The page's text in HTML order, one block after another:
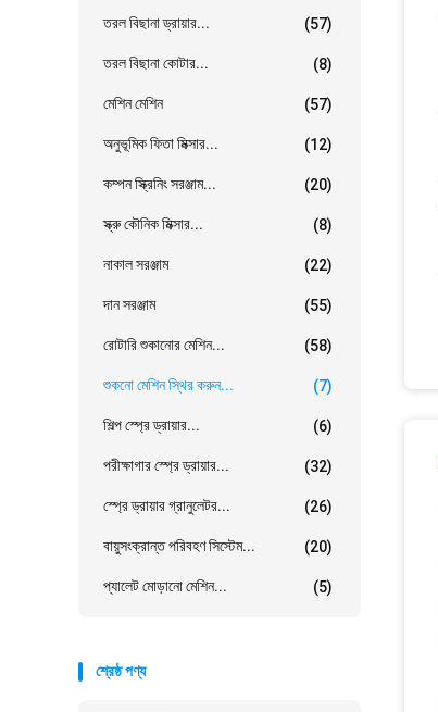
তরল বিছানা ড্রায়ার... (57)
তরল বিছানা কোটার... (8)
মেশিন মেশিন (57)
অনুভূমিক ফিতা মিক্সার... (12)
কম্পন স্ক্রিনিং সরঞ্জাম... (20)
স্ক্রু কৌনিক মিক্সার... (8)
নাকাল সরঞ্জাম (22)
দান সরঞ্জাম (55)
রোটারি শুকানোর মেশিন... (58)
শুকনো মেশিন স্থির করুন... (7)
শিল্প স্প্রে ড্রায়ার... (6)
পরীক্ষাগার স্প্রে ড্রায়ার... (32)
স্প্রে ড্রায়ার গ্রানুলেটর... (26)
বায়ুসংক্রান্ত পরিবহণ সিস্টেম... (20)
প্যালেট মোড়ানো মেশিন... (5)
শ্রেষ্ঠ পণ্য